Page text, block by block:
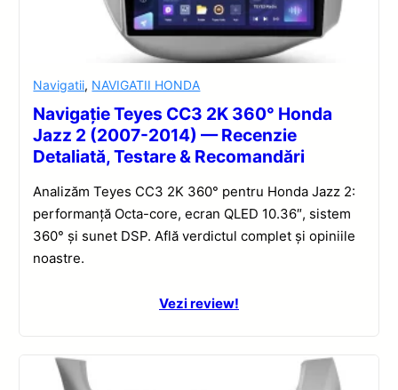
Navigatii, NAVIGATII HONDA
Navigație Teyes CC3 2K 360° Honda
Jazz 2 (2007-2014) — Recenzie
Detaliată, Testare & Recomandări
Analizăm Teyes CC3 2K 360° pentru Honda Jazz 2:
performanță Octa-core, ecran QLED 10.36″, sistem
360° și sunet DSP. Află verdictul complet și opiniile
noastre.
Vezi review!